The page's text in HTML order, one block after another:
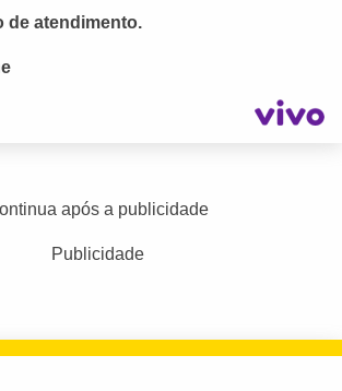
de atendimento.
após a publicidade
Publicidade